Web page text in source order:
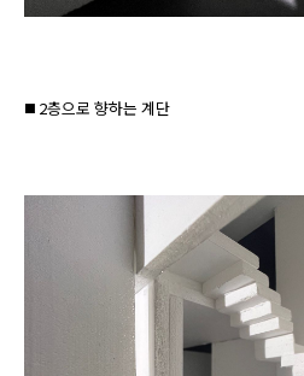
◼️ 2층으로 향하는 계단